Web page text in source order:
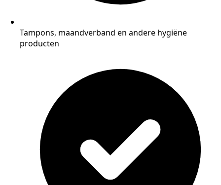
Tampons, maandverband en andere hygiëne
producten